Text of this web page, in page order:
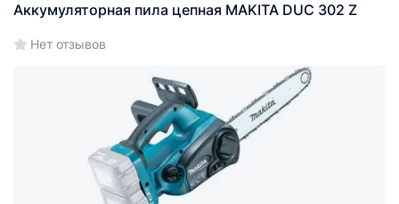
Аккумуляторная пила цепная MAKITA DUC 302 Z
Нет отзывов